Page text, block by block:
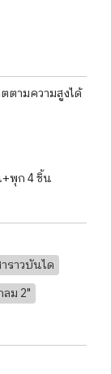
ตามความสูงได้
พุก 4 ชิ้น
าราวบันได
ลม 2"